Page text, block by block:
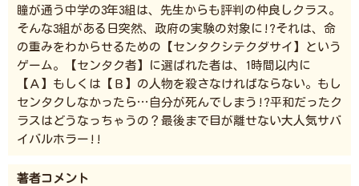
瞳が通う中学の3年3組は、先生からも評判の仲良しクラス。
そんな3組がある日突然、政府の実験の対象に!?それは、命
の重みをわからせるための【センタクシテクダサイ】という
ゲーム。【センタク者】に選ばれた者は、1時間以内に
【Ａ】もしくは【Ｂ】の人物を殺さなければならない。もし
センタクしなかったら…自分が死んでしまう!?平和だったク
ラスはどうなっちゃうの？最後まで目が離せない大人気サバ
イバルホラー!!
著者コメント